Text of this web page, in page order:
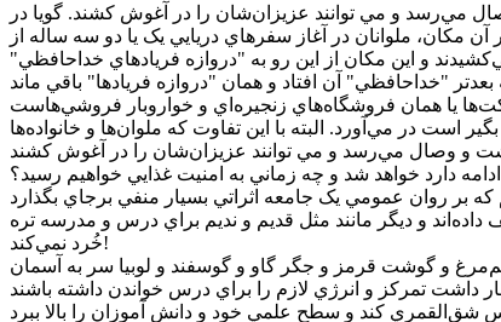
مي‌رسد و مي توانند عزيزان‌شان را در آغوش کشند. گويا در
مکان، ملوانان در آغاز سفرهاي دريايي يک يا دو سه ساله از
و اين مکان از اين رو به "دروازه فريادهاي خداحافظي"
است در مي‌آورد. البته با اين تفاوت که ملوان‌ها و خانواده‌ها
دارد خواهد شد و چه زماني به امنيت غذايي خواهيم رسيد؟
داده‌اند و ديگر مانند مثل قديم و نديم براي درس و مدرسه تره
خُرد نمي‌کند!
تخم‌مرغ و گوشت قرمز و جگر گاو و گوسفند و لوبيا سر به آسمان